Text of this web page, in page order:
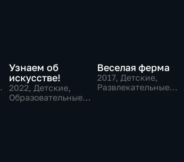
Узнаем об
искусстве!
2022, Детские,
Образовательные,
Веселая ферма
2017, Детские,
Развлекательные,